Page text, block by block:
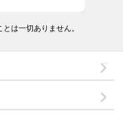
は一切ありません。